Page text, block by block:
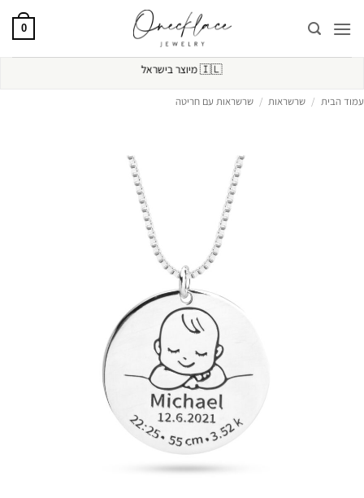
0
🇮🇱מיוצר בישראל
עמוד הבית / שרשראות / שרשראות עם חריטה